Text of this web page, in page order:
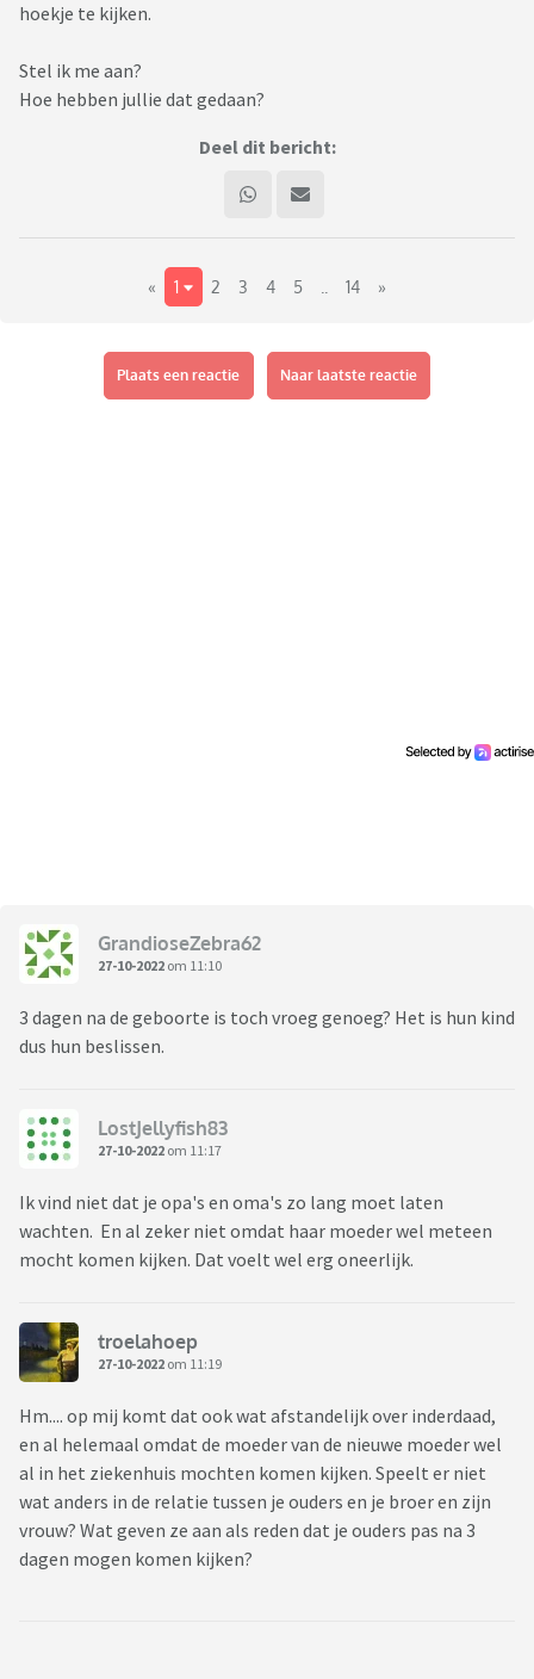
hoekje te kijken.
Stel ik me aan?
Hoe hebben jullie dat gedaan?
Deel dit bericht:
« 1 2 3 4 5 14 »
Plaats een reactie Naar laatste reactie
GrandioseZebra62
27-10-2022 om 11:10
3 dagen na de geboorte is toch vroeg genoeg? Het is hun kind
dus hun beslissen.
LostJellyfish83
27-10-2022 om 11:17
Ik vind niet dat je opa's en oma's zo lang moet laten
wachten. En al zeker niet omdat haar moeder wel meteen
mocht komen kijken. Dat voelt wel erg oneerlijk.
troelahoep
27-10-2022 om 11:19
Hm.... op mij komt dat ook wat afstandelijk over inderdaad,
en al helemaal omdat de moeder van de nieuwe moeder wel
al in het ziekenhuis mochten komen kijken. Speelt er niet
wat anders in de relatie tussen je ouders en je broer en zijn
vrouw? Wat geven ze aan als reden dat je ouders pas na 3
dagen mogen komen kijken?